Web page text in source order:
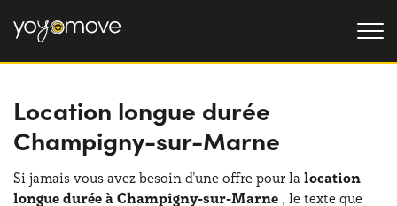
OFFRE LLD
Particulier
Professionnel
LLD OCCASION
QUI NOUS SOMMES
Location longue durée
Champigny-sur-Marne
Si jamais vous avez besoin d'une offre pour la location
longue durée à Champigny-sur-Marne , le texte que